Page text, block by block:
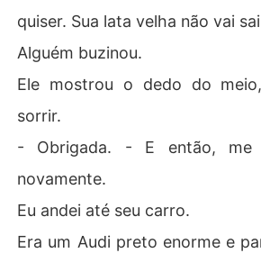
quiser. Sua lata velha não vai
Alguém buzinou.
Ele mostrou o dedo do
sorrir.
- Obrigada. - E então, me
novamente.
Eu andei até seu carro.
Era um Audi preto enorme e